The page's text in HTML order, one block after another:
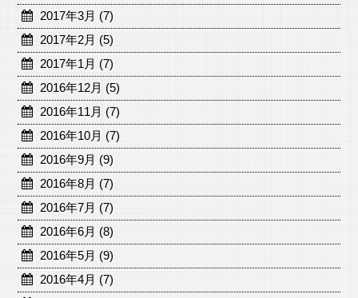
2017年3月 (7)
2017年2月 (5)
2017年1月 (7)
2016年12月 (5)
2016年11月 (7)
2016年10月 (7)
2016年9月 (9)
2016年8月 (7)
2016年7月 (7)
2016年6月 (8)
2016年5月 (9)
2016年4月 (7)